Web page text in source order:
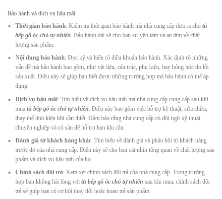
Bảo hành và dịch vụ hậu mãi
Thời gian bảo hành: Kiểm tra thời gian bảo hành mà nhà cung cấp đưa ra chotủ
bếp gỗ óc chó tự nhiên. Bảo hành dài sẽ cho bạn sự yên tâm và an tâm về chất
lượng sản phẩm.
Nội dung bảo hành: Đọc kỹ và hiểu rõ điều khoản bảo hành. Xác định rõ những
vấn đề mà bảo hành bao gồm, như vật liệu, cấu trúc, phụ kiện, hay hỏng hóc do lỗi
sản xuất. Điều này sẽ giúp bạn biết được những trường hợp mà bảo hành có thể áp
dụng.
Dịch vụ hậu mãi: Tìm hiểu về dịch vụ hậu mãi mà nhà cung cấp cung cấp sau khi
muatủ bếp gỗ óc chó tự nhiên . Điều này bao gồm việc hỗ trợ kỹ thuật, sửa chữa,
thay thế linh kiện khi cần thiết. Đảm bảo rằng nhà cung cấp có đội ngũ kỹ thuật
chuyên nghiệp và có sẵn để hỗ trợ bạn khi cần.
Đánh giá từ khách hàng khác: Tìm hiểu về đánh giá và phản hồi từ khách hàng
trước đó của nhà cung cấp. Điều này sẽ cho bạn cái nhìn tổng quan về chất lượng sản
phẩm và dịch vụ hậu mãi của họ.
Chính sách đổi trả: Xem xét chính sách đổi trả của nhà cung cấp. Trong trường
hợp bạn không hài lòng vớitủ bếp gỗ óc chó tự nhiên sau khi mua, chính sách đổi
trả sẽ giúp bạn có cơ hội thay đổi hoặc hoàn trả sản phẩm.